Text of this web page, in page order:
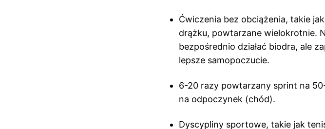
Ćwiczenia bez obciążenia, takie
drążku, powtarzane wielokrotnie.
bezpośrednio działać biodra, ale
lepsze samopoczucie.
6-20 razy powtarzany sprint na
na odpoczynek (chód).
Dyscypliny sportowe, takie jak